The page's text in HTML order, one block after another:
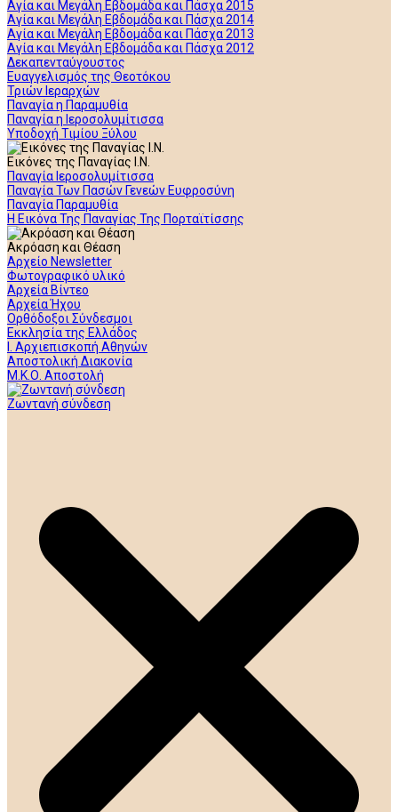
Αγία και Μεγάλη Εβδομάδα και Πάσχα 2015
Αγία και Μεγάλη Εβδομάδα και Πάσχα 2014
Αγία και Μεγάλη Εβδομάδα και Πάσχα 2013
Αγία και Μεγάλη Εβδομάδα και Πάσχα 2012
Δεκαπενταύγουστος
Ευαγγελισμός της Θεοτόκου
Τριών Ιεραρχών
Παναγία η Παραμυθία
Παναγία η Ιεροσολυμίτισσα
Υποδοχή Τιμίου Ξύλου
Εικόνες της Παναγίας Ι.Ν.
Παναγία Ιεροσολυμίτισσα
Παναγία Των Πασών Γενεών Ευφροσύνη
Παναγία Παραμυθία
Η Εικόνα Της Παναγίας Της Πορταϊτίσσης
Ακρόαση και Θέαση
Αρχείο Newsletter
Φωτογραφικό υλικό
Αρχεία Βίντεο
Αρχεία Ήχου
Ορθόδοξοι Σύνδεσμοι
Εκκλησία της Ελλάδος
Ι. Αρχιεπισκοπή Αθηνών
Αποστολική Διακονία
Μ.Κ.Ο. Αποστολή
Ζωντανή σύνδεση